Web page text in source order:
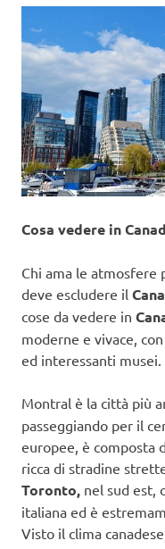
Cosa vedere in
Chi ama le
deve escludere il
cose da vedere in
moderne e vivace,
ed interessanti musei.
Montral è la città più
passeggiando per il
europee, è composta
ricca di stradine
Toronto, nel sud est,
italiana ed è
Visto il clima